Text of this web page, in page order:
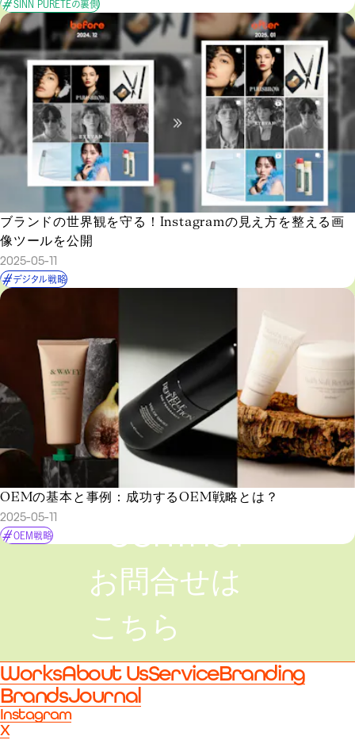
SINN PURETEの裏側
ブランドの世界観を守る！Instagramの見え方を整える画
像ツールを公開
2025-05-11
デジタル戦略
OEMの基本と事例：成功するOEM戦略とは？
2025-05-11
OEM戦略
CONTACT
お問合せは
こちら
WorksAbout UsServiceBranding
BrandsJournal
Instagram
X